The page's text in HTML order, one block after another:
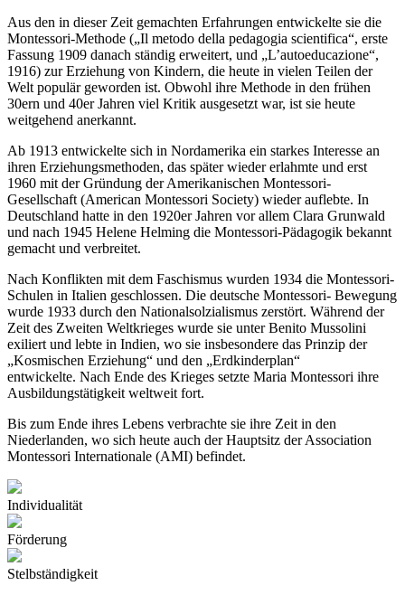
Aus den in dieser Zeit gemachten Erfahrungen entwickelte sie die
Montessori-Methode („Il metodo della pedagogia scientifica“, erste
Fassung 1909 danach ständig erweitert, und „L’autoeducazione“,
1916) zur Erziehung von Kindern, die heute in vielen Teilen der
Welt populär geworden ist. Obwohl ihre Methode in den frühen
30ern und 40er Jahren viel Kritik ausgesetzt war, ist sie heute
weitgehend anerkannt.
Ab 1913 entwickelte sich in Nordamerika ein starkes Interesse an
ihren Erziehungsmethoden, das später wieder erlahmte und erst
1960 mit der Gründung der Amerikanischen Montessori-
Gesellschaft (American Montessori Society) wieder auflebte. In
Deutschland hatte in den 1920er Jahren vor allem Clara Grunwald
und nach 1945 Helene Helming die Montessori-Pädagogik bekannt
gemacht und verbreitet.
Nach Konflikten mit dem Faschismus wurden 1934 die Montessori-
Schulen in Italien geschlossen. Die deutsche Montessori- Bewegung
wurde 1933 durch den Nationalsolzialismus zerstört. Während der
Zeit des Zweiten Weltkrieges wurde sie unter Benito Mussolini
exiliert und lebte in Indien, wo sie insbesondere das Prinzip der
„Kosmischen Erziehung“ und den „Erdkinderplan“
entwickelte. Nach Ende des Krieges setzte Maria Montessori ihre
Ausbildungstätigkeit weltweit fort.
Bis zum Ende ihres Lebens verbrachte sie ihre Zeit in den
Niederlanden, wo sich heute auch der Hauptsitz der Association
Montessori Internationale (AMI) befindet.
Individualität
Förderung
Stelbständigkeit